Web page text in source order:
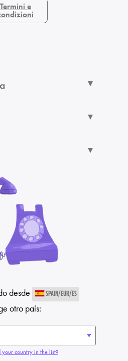
Termini e
desde SPAIN/EUR/ES
otro país:
your country in the list?